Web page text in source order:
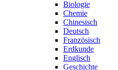
Biologie
Chemie
Chinesisch
Deutsch
Französisch
Erdkunde
Englisch
Geschichte